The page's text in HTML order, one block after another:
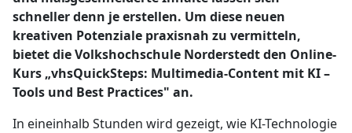
schneller denn je erstellen. Um diese neuen
kreativen Potenziale praxisnah zu vermitteln,
bietet die Volkshochschule Norderstedt den Online-
Kurs „vhsQuickSteps: Multimedia-Content mit KI –
Tools und Best Practices" an.
In eineinhalb Stunden wird gezeigt, wie KI-Technologie